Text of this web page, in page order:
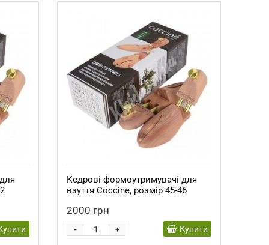
Кедрові формоутримувачі для
взуття Coccine, розмір 45-46
2000 грн
+
- Купити